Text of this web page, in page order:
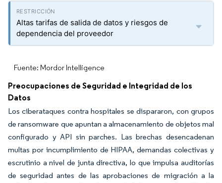
Altas tarifas de salida de datos y riesgos de
dependencia del proveedor
Fuente: Mordor Intelligence
Preocupaciones de Seguridad e Integridad de los
Datos
Los ciberataques contra hospitales se dispararon, con grupos
de ransomware que apuntan a almacenamiento de objetos mal
configurado y API sin parches. Las brechas desencadenan
multas por incumplimiento de HIPAA, demandas colectivas y
escrutinio a nivel de junta directiva, lo que impulsa auditorías
de seguridad antes de las aprobaciones de migración a la